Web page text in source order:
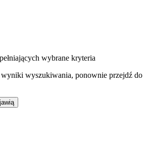
wybrane kryteria
wyniki wyszukiwania, ponownie przejdź do